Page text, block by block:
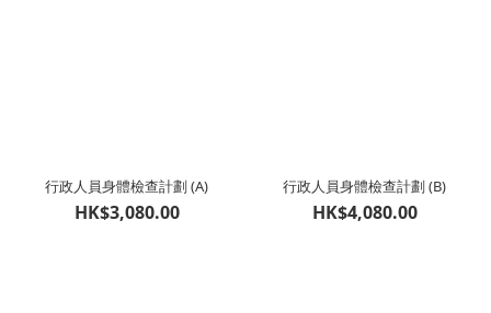
行政人員身體檢查計劃 (A)
HK$3,080.00
行政人員身體檢查計劃 (B)
HK$4,080.00